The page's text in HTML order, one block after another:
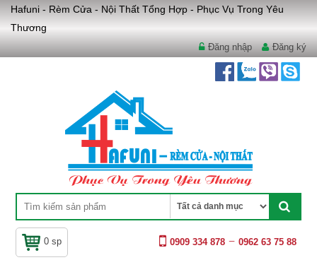
Hafuni - Rèm Cửa - Nội Thất Tổng Hợp - Phục Vụ Trong Yêu
Thương
Đăng nhập Đăng ký
0 sp 0909 334 878 0962 63 75 88